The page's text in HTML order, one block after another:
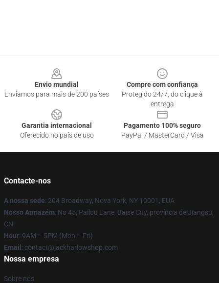
Envio mundial
Enviamos para mais de 200 países
Compre com confiança
Protegido 24/7, do clique à
entrega
Garantia internacional
Oferecido no país de uso
Pagamento 100% seguro
PayPal / MasterCard / Visa
Contacte-nos
A nossa sede: 204 Broadway, Nova York, NY 10001, EUA
Nosso Armazém: No 45, Pailou Lane, Baise City, província de Jiangsu,
CN
Hour: 9AM – 5PM (Mon – Fri)
Email : contact@jackharlowshop.com
Nossa empresa
Sobre nós